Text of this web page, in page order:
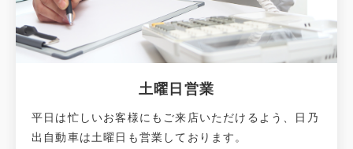
土曜日営業
平日は忙しいお客様にもご来店いただけるよう、日乃
出自動車は土曜日も営業しております。